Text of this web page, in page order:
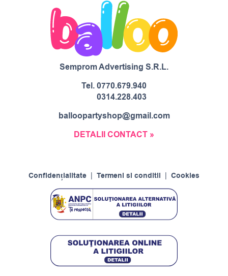
Semprom Advertising S.R.L.
Tel.0770.679.940
0314.228.403
balloopartyshop@gmail.com
DETALII CONTACT »
Confidențialitate Termeni si conditii Cookies